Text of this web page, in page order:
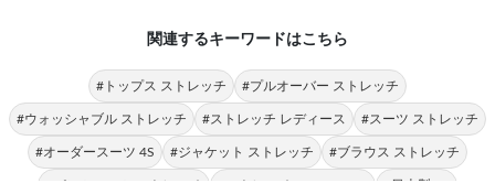
関連するキーワードはこちら
#トップス ストレッチ #プルオーバー ストレッチ
#ウォッシャブル ストレッチ #ストレッチ レディース #スーツ ストレッチ
#オーダースーツ 4S #ジャケット ストレッチ #ブラウス ストレッチ
#パンツスーツ ストレッチ #ストレッチ SILVER LINE #日本製 4S